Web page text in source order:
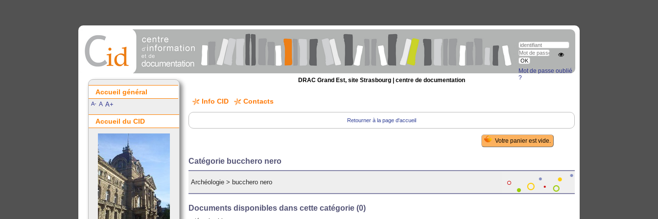
DRAC Grand Est, site Strasbourg | centre de documentation
Info CID Contacts
Retourner à la page d'accueil
Catégorie bucchero nero
Archéologie > bucchero nero
Documents disponibles dans cette catégorie (0)
Accueil général
A- A A+
Accueil du CID
Mot de passe oublié
?